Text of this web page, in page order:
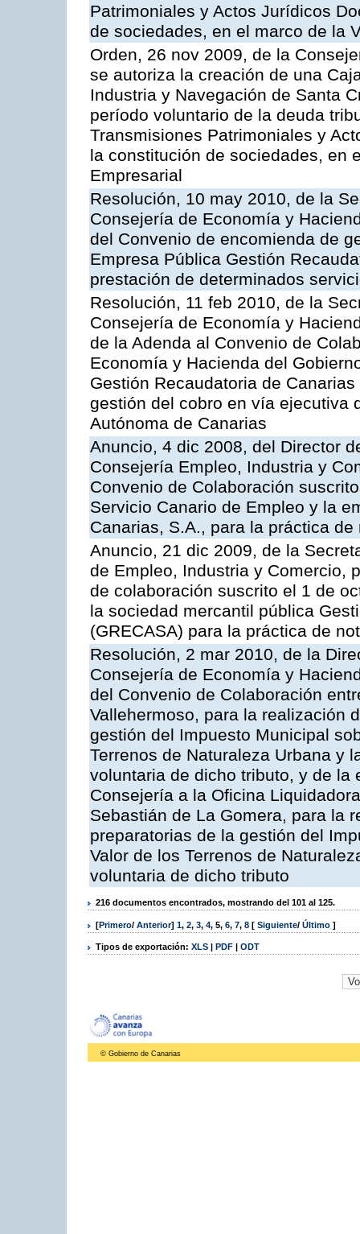
Patrimoniales y Actos Jurídicos
de sociedades, en el marco de la
Orden, 26 nov 2009, de la
se autoriza la creación de una
Industria y Navegación de Santa
período voluntario de la deuda
Transmisiones Patrimoniales y
la constitución de sociedades, en
Empresarial
Resolución, 10 may 2010, de la
Consejería de Economía y
del Convenio de encomienda de
Empresa Pública Gestión
prestación de determinados
Resolución, 11 feb 2010, de la
Consejería de Economía y
de la Adenda al Convenio de
Economía y Hacienda del
Gestión Recaudatoria de
gestión del cobro en vía ejecutiva
Autónoma de Canarias
Anuncio, 4 dic 2008, del Director
Consejería Empleo, Industria y
Convenio de Colaboración
Servicio Canario de Empleo y la
Canarias, S.A., para la práctica
Anuncio, 21 dic 2009, de la
de Empleo, Industria y Comercio,
de colaboración suscrito el 1 de
la sociedad mercantil pública
(GRECASA) para la práctica de
Resolución, 2 mar 2010, de la
Consejería de Economía y
del Convenio de Colaboración
Vallehermoso, para la realización
gestión del Impuesto Municipal
Terrenos de Naturaleza Urbana y
voluntaria de dicho tributo, y de la
Consejería a la Oficina
Sebastián de La Gomera, para la
preparatorias de la gestión del
Valor de los Terrenos de
voluntaria de dicho tributo
216 documentos encontrados, mostrando del 101 al 125.
[Primero/ Anterior] 1, 2, 3, 4, 5, 6, 7, 8 [ Siguiente/ Último ]
Tipos de exportación: XLS | PDF | ODT
© Gobierno de Canarias